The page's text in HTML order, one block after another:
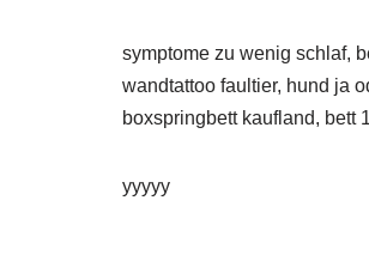
symptome zu wenig schlaf,
wandtattoo faultier, hund ja
boxspringbett kaufland, bett
yyyyy